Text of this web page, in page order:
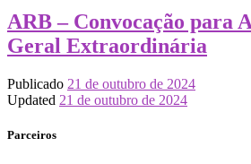
ARB – Convocação para
Geral Extraordinária
Publicado 21 de outubro de 2024
Updated 21 de outubro de 2024
Parceiros